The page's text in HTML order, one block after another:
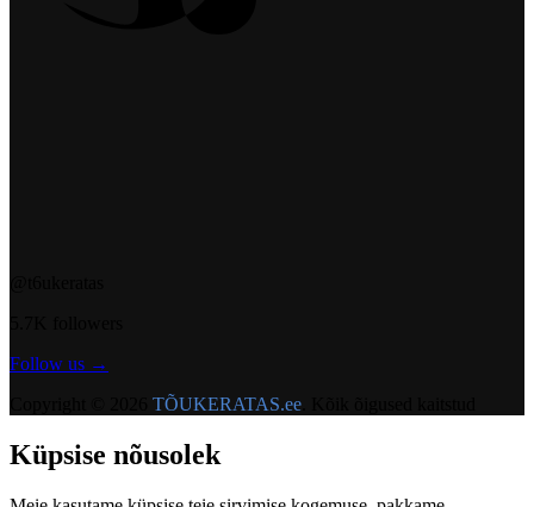
Follow us →
TÕUKERATAS.ee
Küpsise nõusolek